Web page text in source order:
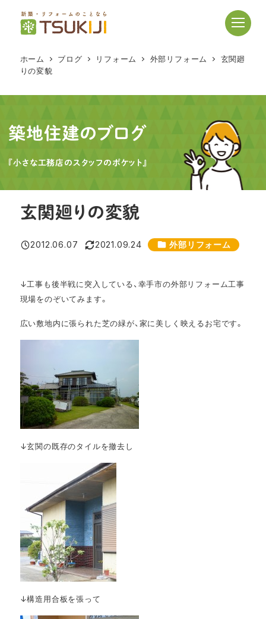
へ
動
ホーム ブログ リフォーム 外部リフォーム
玄関廻
りの変貌
築地住建のブログ
『小さな工務店のスタッフのポケット』
玄関廻りの変貌
投稿日
2012.06.07
更新日
2021.09.24 カテゴリー
外部リフォーム
↓工事も後半戦に突入している、幸手市の外部リフォーム工事
現場をのぞいてみます。
広い敷地内に張られた芝の緑が、家に美しく映えるお宅です。
↓玄関の既存のタイルを撤去し
↓構造用合板を張って